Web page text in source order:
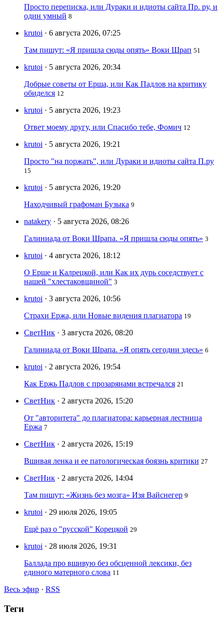
Просто переписка, или Дураки и идиоты сайта Пр. ру, и
один умный 8
krutoi · 6 августа 2026, 07:25
Там пишут: «Я пришла сюды опять» Воки Шрап 51
krutoi · 5 августа 2026, 20:34
Добрые советы от Ерша, или Как Падлов на критику
обиделся 12
krutoi · 5 августа 2026, 19:23
Ответ моему другу, или Спасибо тебе, Фомич 12
krutoi · 5 августа 2026, 19:21
Просто "на поржать", или Дураки и идиоты сайта П.ру
15
krutoi · 5 августа 2026, 19:20
Находчивый графоман Бузыка 9
natakery · 5 августа 2026, 08:26
Галиниада от Воки Шрапа. «Я пришла сюды опять» 3
krutoi · 4 августа 2026, 18:12
О Ерше и Калрецкой, или Как их дурь соседствует с
нашей "хлестаковщиной" 3
krutoi · 3 августа 2026, 10:56
Страхи Ержа, или Новые видения плагиатора 19
СветНик · 3 августа 2026, 08:20
Галиниада от Воки Шрапа. «Я опять сегодни здесь» 6
krutoi · 2 августа 2026, 19:54
Как Ержь Падлов с прозарянами встречался 21
СветНик · 2 августа 2026, 15:20
От "авторитета" до плагиатора: карьерная лестница
Ержа 7
СветНик · 2 августа 2026, 15:19
Вшивая ленка и ее патологическая боязнь критики 27
СветНик · 2 августа 2026, 14:04
Там пишут: «Жизнь без мозга» Изя Вайснегер 9
krutoi · 29 июля 2026, 19:05
Ещё раз о "русской" Корецкой 29
krutoi · 28 июля 2026, 19:31
Баллада про вшивую без обсценной лексики, без
единого матерного слова 11
Весь эфир · RSS
Теги